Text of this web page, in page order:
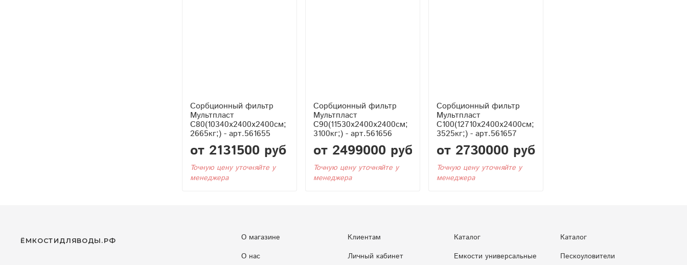
Сорбционный фильтр
Мультпласт
С80(10340x2400x2400см;
2665кг;) - арт.561655
от 2131500 руб
Точную цену уточняйте у
менеджера
Сорбционный фильтр
Мультпласт
С90(11530x2400x2400см;
3100кг;) - арт.561656
от 2499000 руб
Точную цену уточняйте у
менеджера
Сорбционный фильтр
Мультпласт
С100(12710x2400x2400см;
3525кг;) - арт.561657
от 2730000 руб
Точную цену уточняйте у
менеджера
О магазине
О нас
Клиентам
Личный кабинет
Каталог
Емкости универсальные
Каталог
Пескоуловители
ЁМКОСТИДЛЯВОДЫ.РФ